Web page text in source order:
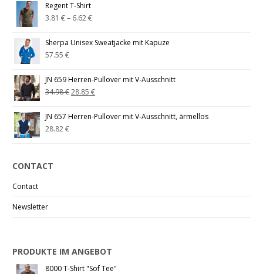
Regent T-Shirt
3.81€– 6.62€
Sherpa Unisex Sweatjacke mit Kapuze
57.55€
JN 659 Herren-Pullover mit V-Ausschnitt
34.98€28.85€
JN 657 Herren-Pullover mit V-Ausschnitt, ärmellos
28.82€
CONTACT
Contact
Newsletter
PRODUKTE IM ANGEBOT
8000 T-Shirt "Sof Tee"